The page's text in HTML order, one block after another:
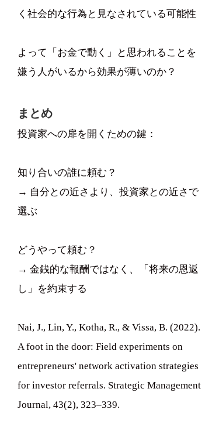
く社会的な行為と見なされている可能性
よって「お金で動く」と思われることを
嫌う人がいるから効果が薄いのか？
まとめ
投資家への扉を開くための鍵：
知り合いの誰に頼む？
→ 自分との近さより、投資家との近さで
選ぶ
どうやって頼む？
→ 金銭的な報酬ではなく、「将来の恩返
し」を約束する
Nai, J., Lin, Y., Kotha, R., & Vissa, B. (2022).
A foot in the door: Field experiments on
entrepreneurs' network activation strategies
for investor referrals. Strategic Management
Journal, 43(2), 323–339.